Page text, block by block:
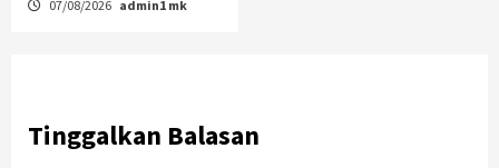
07/08/2026 admin1 mk
Tinggalkan Balasan